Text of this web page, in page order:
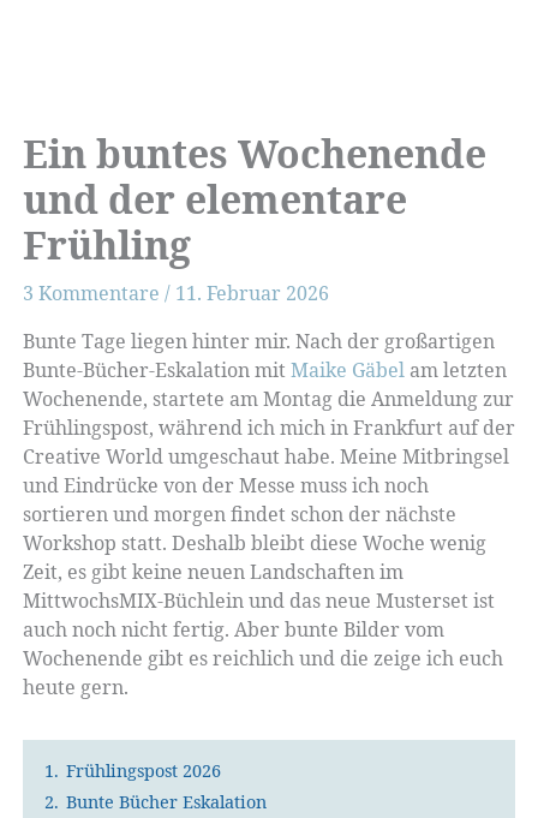
Ein buntes Wochenende
und der elementare
Frühling
3 Kommentare / 11. Februar 2026
Bunte Tage liegen hinter mir. Nach der großartigen
Bunte-Bücher-Eskalation mitMaike Gäbelam letzten
Wochenende, startete am Montag die Anmeldung zur
Frühlingspost, während ich mich in Frankfurt auf der
Creative World umgeschaut habe. Meine Mitbringsel
und Eindrücke von der Messe muss ich noch
sortieren und morgen findet schon der nächste
Workshop statt. Deshalb bleibt diese Woche wenig
Zeit, es gibt keine neuen Landschaften im
MittwochsMIX-Büchlein und das neue Musterset ist
auch noch nicht fertig. Aber bunte Bilder vom
Wochenende gibt es reichlich und die zeige ich euch
heute gern.
1. Frühlingspost 2026
2. Bunte Bücher Eskalation